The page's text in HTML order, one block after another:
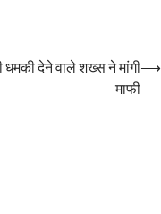
देने वाले शख्स ने मांगी
माफी
⟶